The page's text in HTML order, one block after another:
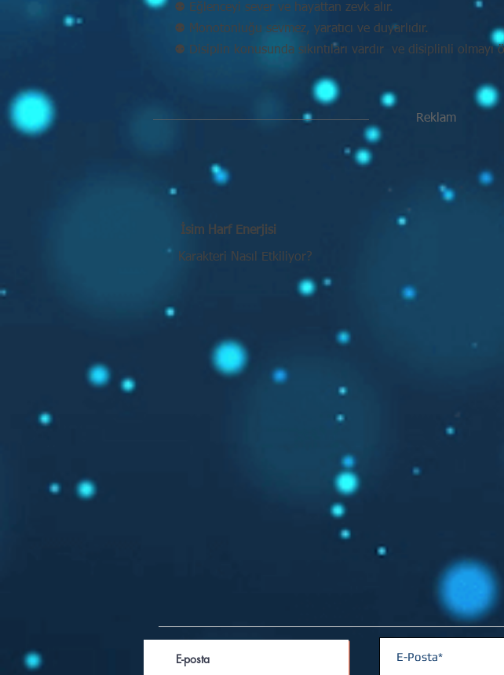
⚉ Eğlenceyi sever ve hayattan zevk alır.
⚉ Monotonluğu sevmez, yaratıcı ve duyarlıdır.
⚉ Disiplin konusunda sıkıntıları vardır ve disiplinli olmayı
Reklam
İsim Harf Enerjisi
Karakteri Nasıl Etkiliyor?